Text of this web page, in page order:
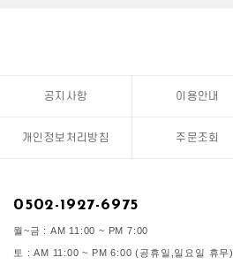
공지사항 이용안내
개인정보처리방침 주문조회
0502-1927-6975
월~금 : AM 11:00 ~ PM 7:00
토 : AM 11:00 ~ PM 6:00 (공휴일,일요일 휴무)